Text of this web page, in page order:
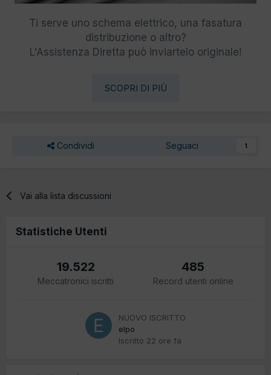
Ti serve uno schema elettrico, una fasatura
distribuzione o altro?
L'Assistenza Diretta può inviartelo originale!
SCOPRI DI PIÙ
Condividi Seguaci 1
Vai alla lista discussioni
Statistiche Utenti
19.522
Meccatronici iscritti
485
Record utenti online
NUOVO ISCRITTO
elpo
Iscritto 22 ore fa